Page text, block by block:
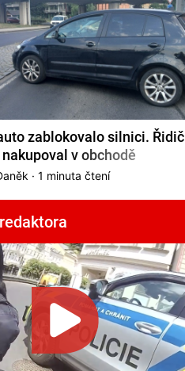
zablokovalo silnici. Řidič
v obchodě
· 1 minuta čtení